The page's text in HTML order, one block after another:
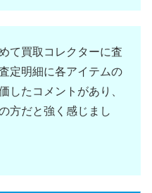
て買取コレクターに査
定明細に各アイテムの
したコメントがあり、
方だと強く感じまし